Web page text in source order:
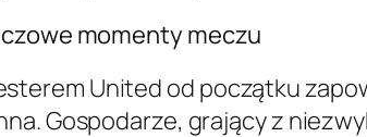
momenty meczu
United od początku
Gospodarze, grający z